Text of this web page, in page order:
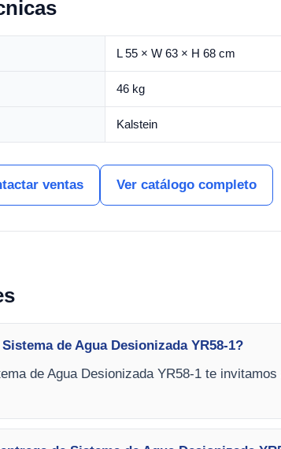
L 55 × W 63 × H 68 cm
46 kg
Kalstein
ventas Ver catálogo completo
de Agua Desionizada YR58-1?
de Agua Desionizada YR58-1 te